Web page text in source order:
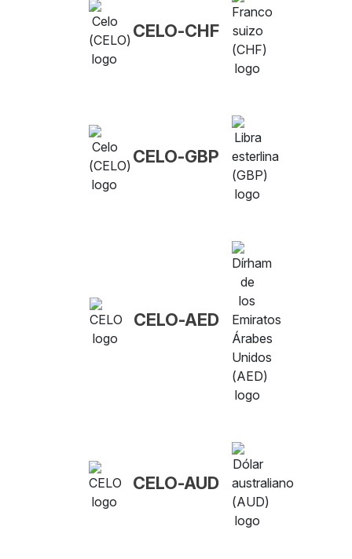
CELO-CHF
CELO-GBP
CELO-AED
CELO-AUD